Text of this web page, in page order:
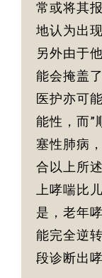
常或将其
地认为出
另外由于
能会掩盖
医护亦可
能性，而”
塞性肺病
合以上所
上哮喘比
是，老年
能完全逆
段诊断出